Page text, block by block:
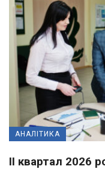
АНАЛІТИКА
II квартал 2026